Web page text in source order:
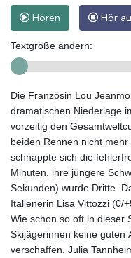
Hören Hör
Textgröße ändern:
Die Französin Lou
dramatischen Niederlage
vorzeitig den
beiden Rennen nicht
schnappte sich die
Minuten, ihre jüngere
Sekunden) wurde Dritte.
Italienerin Lisa Vittozzi (0/
Wie schon so oft in dieser
Skijägerinnen keine guten
verschaffen. Julia